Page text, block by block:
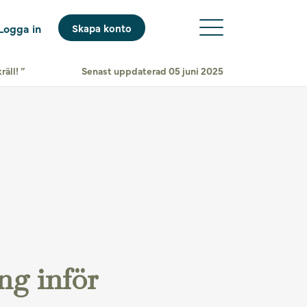
in Skapa konto
” Senast uppdaterad 05 juni 2025
inför